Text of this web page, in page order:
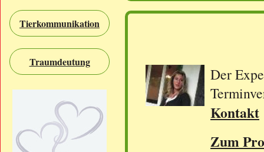
Tierkommunikation
Traumdeutung
Der
Kontakt
Zum